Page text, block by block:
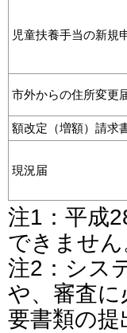
児童扶養手当の新規
市外からの住所変更
額改定（増額）請求
現況届
注1：平成
できません
注2：シス
や、審査
要書類の